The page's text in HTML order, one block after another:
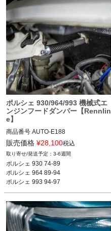
ポルシェ 930/964/993 機械式エ
ンジンフードダンパー【Rennlin
e】
商品番号 AUTO-E188
E188
ポルシェ 930 74-89
ポルシェ 964 89-94
ポルシェ 993 94-97
販売価格 ¥28,100税込
3-6週間
ポルシェ 930 74-89
ポルシェ 964 89-94
ポルシェ 993 94-97